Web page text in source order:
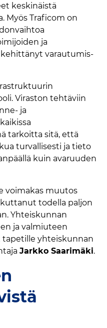
keskinäistä
Myös Traficom on
ja
kehittänyt varautumis-
Viraston tehtäviin
ja
tarkoitta sitä, että
turvallisesti ja tieto
kuin avaruuden
voimakas muutos
todella paljon
Yhteiskunnan
ja valmiuteen
tapetille yhteiskunnan
Jarkko Saarimäki.